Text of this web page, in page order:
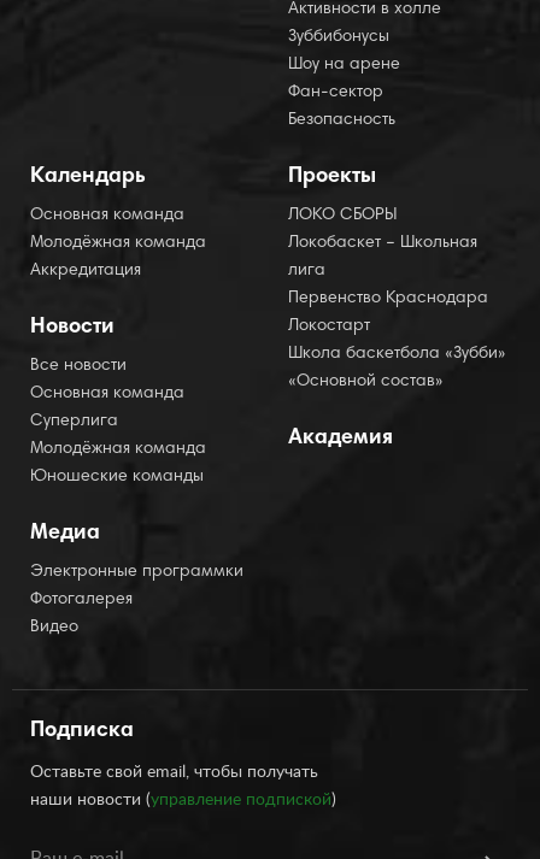
Активности в холле
Зуббибонусы
Шоу на арене
Фан-сектор
Безопасность
Календарь
Основная команда
Молодёжная команда
Аккредитация
Новости
Все новости
Основная команда
Суперлига
Молодёжная команда
Юношеские команды
Медиа
Электронные программки
Фотогалерея
Видео
Проекты
ЛОКО СБОРЫ
Локобаскет – Школьная
лига
Первенство Краснодара
Локостарт
Школа баскетбола «Зубби»
«Основной состав»
Академия
Подписка
Оставьте свой email, чтобы получать
наши новости (управление подпиской)